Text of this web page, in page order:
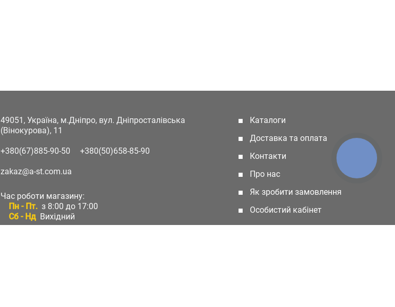
49051, Україна, м.Дніпро, вул. Дніпросталівська
(Вінокурова), 11
+380(67)885-90-50 +380(50)658-85-90
zakaz@a-st.com.ua
Час роботи магазину:
Пн - Пт. з 8:00 до 17:00
Сб - Нд Вихідний
Каталоги
Доставка та оплата
Контакти
Про нас
Як зробити замовлення
Особистий кабінет